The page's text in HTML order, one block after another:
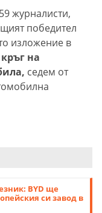
журналисти,
победител
изложение в
на
седем от
BYD ще
си завод в